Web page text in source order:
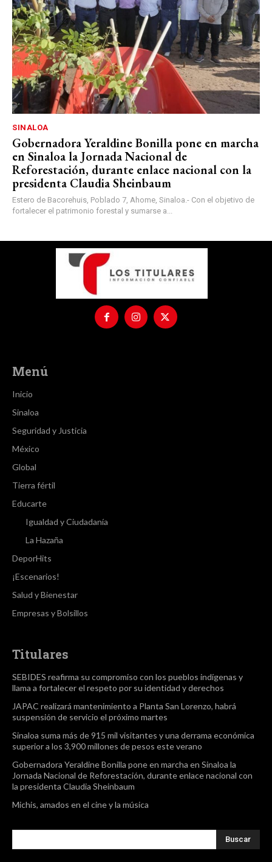
SINALOA
Gobernadora Yeraldine Bonilla pone en marcha
en Sinaloa la Jornada Nacional de
Reforestación, durante enlace nacional con la
presidenta Claudia Sheinbaum
Estero de Bacorehuis, Poblado 7, Ahome, Sinaloa.- Con el objetivo de
fortalecer el patrimonio forestal y sumarse a...
Menú
Inicio
Sinaloa
Seguridad y Justicia
México
Global
Tierra fértil
Educarte
Igualdad y Ciudadanía
La Hazaña
DeporHits
¡Escenarios!
Salud y Bienestar
Empresas y Bolsillos
Titulares
SEBIDES reafirma su compromiso con los pueblos indígenas y
llama a fortalecer el respeto por su identidad y derechos
JAPAC realizará mantenimiento a Planta San Lorenzo, habrá
suspensión de servicio el próximo martes
Sinaloa suma más de 915 mil visitantes y una derrama económica
superior a los 3,900 millones de pesos este verano
Gobernadora Yeraldine Bonilla pone en marcha en Sinaloa la
Jornada Nacional de Reforestación, durante enlace nacional con
la presidenta Claudia Sheinbaum
Michis, amados en el cine y la música
Buscar